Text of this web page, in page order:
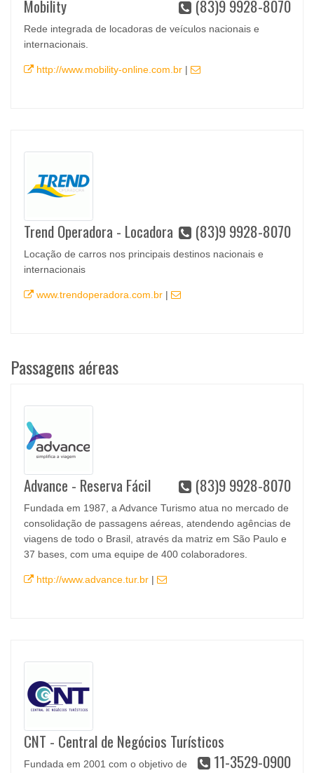
Mobility (83)9 9928-8070
Rede integrada de locadoras de veículos nacionais e
internacionais.
http://www.mobility-online.com.br|
Trend Operadora - Locadora (83)9 9928-8070
Locação de carros nos principais destinos nacionais e
internacionais
www.trendoperadora.com.br|
Passagens aéreas
Advance - Reserva Fácil (83)9 9928-8070
Fundada em 1987, a Advance Turismo atua no mercado de
consolidação de passagens aéreas, atendendo agências de
viagens de todo o Brasil, através da matriz em São Paulo e
37 bases, com uma equipe de 400 colaboradores.
http://www.advance.tur.br|
CNT - Central de Negócios Turísticos
11-3529-0900
Fundada em 2001 com o objetivo de